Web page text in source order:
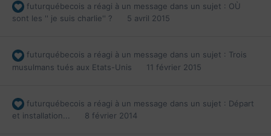
futurquébecois a réagi à un message dans un sujet : OÙ
sont les '' je suis charlie'' ?
5 avril 2015
futurquébecois a réagi à un message dans un sujet : Trois
musulmans tués aux Etats-Unis
11 février 2015
futurquébecois a réagi à un message dans un sujet : Départ
et installation...
8 février 2014